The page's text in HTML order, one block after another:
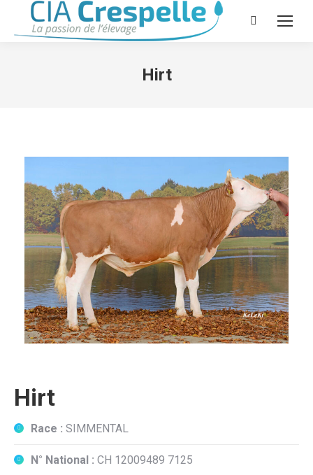
Recherche
Hirt
Hirt
Race : SIMMENTAL
N° National : CH 12009489 7125